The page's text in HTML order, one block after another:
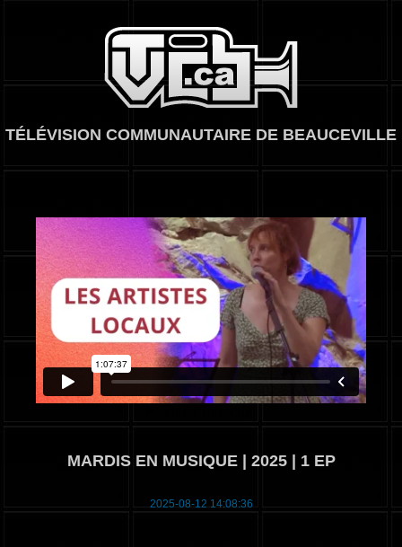
TÉLÉVISION COMMUNAUTAIRE DE BEAUCEVILLE
MARDIS EN MUSIQUE | 2025 | 1 EP
2025-08-12 14:08:36